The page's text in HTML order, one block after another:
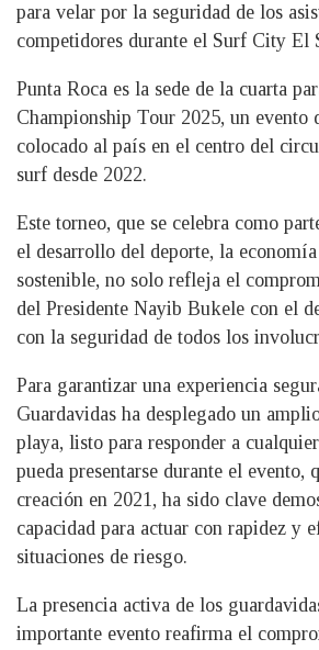
para velar por la seguridad de los
competidores durante el Surf City El
Punta Roca es la sede de la cuarta
Championship Tour 2025, un evento
colocado al país en el centro del
surf desde 2022.
Este torneo, que se celebra como
el desarrollo del deporte, la
sostenible, no solo refleja el
del Presidente Nayib Bukele con el
con la seguridad de todos los
Para garantizar una experiencia
Guardavidas ha desplegado un
playa, listo para responder a
pueda presentarse durante el evento,
creación en 2021, ha sido clave
capacidad para actuar con rapidez y
situaciones de riesgo.
La presencia activa de los
importante evento reafirma el